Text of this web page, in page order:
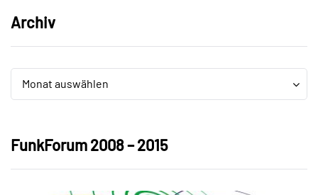
Archiv
Monat auswählen
Archiv
FunkForum 2008 – 2015